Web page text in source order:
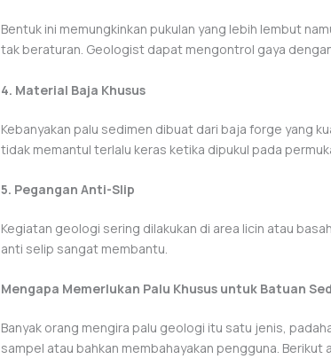
Bentuk ini memungkinkan pukulan yang lebih lembut
tak beraturan. Geologist dapat mengontrol gaya
4. Material Baja Khusus
Kebanyakan palu sedimen dibuat dari baja forge yang
tidak memantul terlalu keras ketika dipukul pada
5. Pegangan Anti-Slip
Kegiatan geologi sering dilakukan di area licin atau
anti selip sangat membantu.
Mengapa Memerlukan Palu Khusus untuk Batuan
Banyak orang mengira palu geologi itu satu jenis,
sampel atau bahkan membahayakan pengguna.